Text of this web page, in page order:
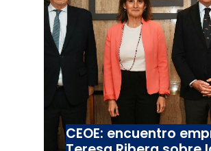
CEOE: encuentro